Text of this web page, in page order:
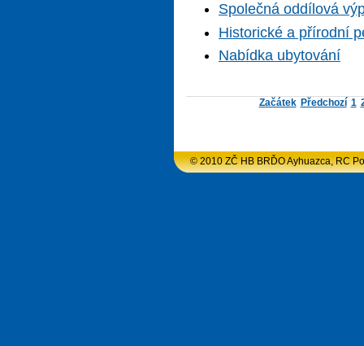
Společná oddílová
Historické a přírodní
Nabídka ubytování
Začátek Předchozí 1
© 2010 ZČ HB BRĎO Ayhuazca, RC